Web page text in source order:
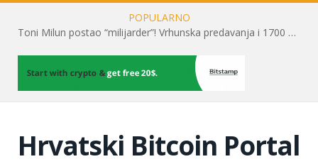
POPULARNO
Toni Milun postao “milijarder”! Vrhunska predavanja i 1700 posjetitelja obilježili su mjesec financijske pismenosti
Hrvatski Bitcoin Portal